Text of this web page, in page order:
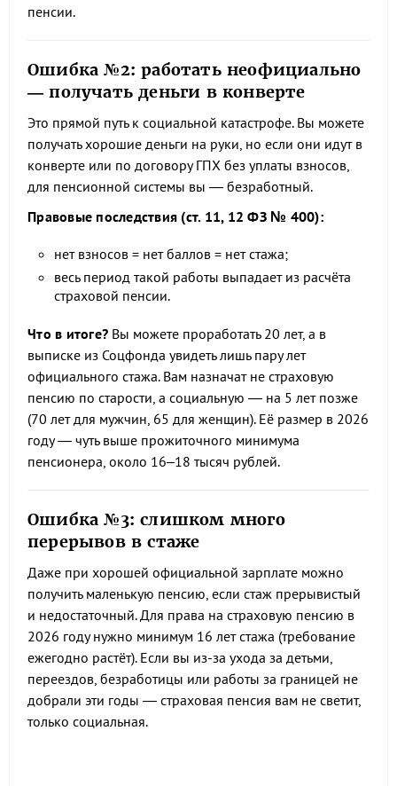
пенсии.
Ошибка №2: работать неофициально
— получать деньги в конверте
Это прямой путь к социальной катастрофе. Вы можете
получать хорошие деньги на руки, но если они идут в
конверте или по договору ГПХ без уплаты взносов,
для пенсионной системы вы — безработный.
Правовые последствия (ст. 11, 12 ФЗ № 400):
нет взносов = нет баллов = нет стажа;
весь период такой работы выпадает из расчёта
страховой пенсии.
Что в итоге? Вы можете проработать 20 лет, а в
выписке из Соцфонда увидеть лишь пару лет
официального стажа. Вам назначат не страховую
пенсию по старости, а социальную — на 5 лет позже
(70 лет для мужчин, 65 для женщин). Её размер в 2026
году — чуть выше прожиточного минимума
пенсионера, около 16–18 тысяч рублей.
Ошибка №3: слишком много
перерывов в стаже
Даже при хорошей официальной зарплате можно
получить маленькую пенсию, если стаж прерывистый
и недостаточный. Для права на страховую пенсию в
2026 году нужно минимум 16 лет стажа (требование
ежегодно растёт). Если вы из-за ухода за детьми,
переездов, безработицы или работы за границей не
добрали эти годы — страховая пенсия вам не светит,
только социальная.